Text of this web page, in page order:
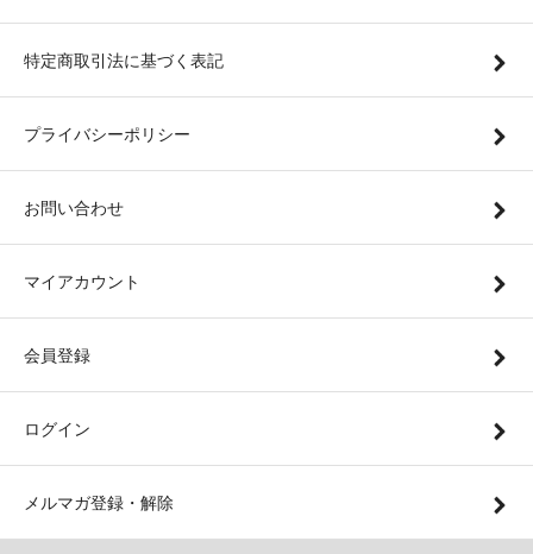
特定商取引法に基づく表記
プライバシーポリシー
お問い合わせ
マイアカウント
会員登録
ログイン
メルマガ登録・解除